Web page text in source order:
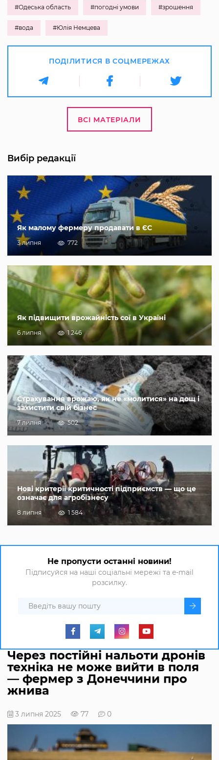
#Одеська область #погодні умови #зрошення
#вода #Юлія Немцева
ПОДІЛИТИСЯ В СОЦМЕРЕЖАХ
ВСІ МАТЕРІАЛИ
Вибір редакції
Як малому фермеру продавати в ЄС
3 липня 772
Як підвищити врожайність сої в Україні
6 липня 1 246
Страхування врожаю, як не «молитися» на дощ і
захистити свій бізнес
7 липня 502
Нові критерії критичності підприємств — що це
означає для агробізнесу
8 липня 1 584
Не пропусти останні новини!
Підписуйся на наші соціальні мережі та e-mail
розсилку.
Через постійні нальоти дронів
техніка не може вийти в поля
— фермер з Донеччини про
жнива
3 липня 2025 77 0